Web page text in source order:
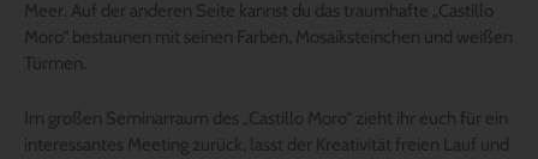
Meer. Auf der anderen Seite kannst du das traumhafte „Castillo
Moro“ bestaunen mit seinen Farben, Mosaiksteinchen und weißen
Türmen.
Im großen Seminarraum des „Castillo Moro“ zieht ihr euch für ein
interessantes Meeting zurück, lasst der Kreativität freien Lauf und